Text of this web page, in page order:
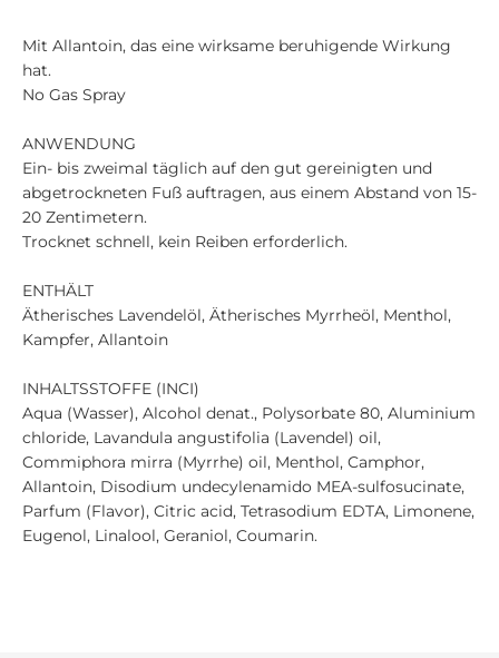
Mit Allantoin, das eine wirksame beruhigende Wirkung
hat.
No Gas Spray
ANWENDUNG
Ein- bis zweimal täglich auf den gut gereinigten und
abgetrockneten Fuß auftragen, aus einem Abstand von 15-
20 Zentimetern.
Trocknet schnell, kein Reiben erforderlich.
ENTHÄLT
Ätherisches Lavendelöl, Ätherisches Myrrheöl, Menthol,
Kampfer, Allantoin
INHALTSSTOFFE (INCI)
Aqua (Wasser), Alcohol denat., Polysorbate 80, Aluminium
chloride, Lavandula angustifolia (Lavendel) oil,
Commiphora mirra (Myrrhe) oil, Menthol, Camphor,
Allantoin, Disodium undecylenamido MEA-sulfosucinate,
Parfum (Flavor), Citric acid, Tetrasodium EDTA, Limonene,
Eugenol, Linalool, Geraniol, Coumarin.